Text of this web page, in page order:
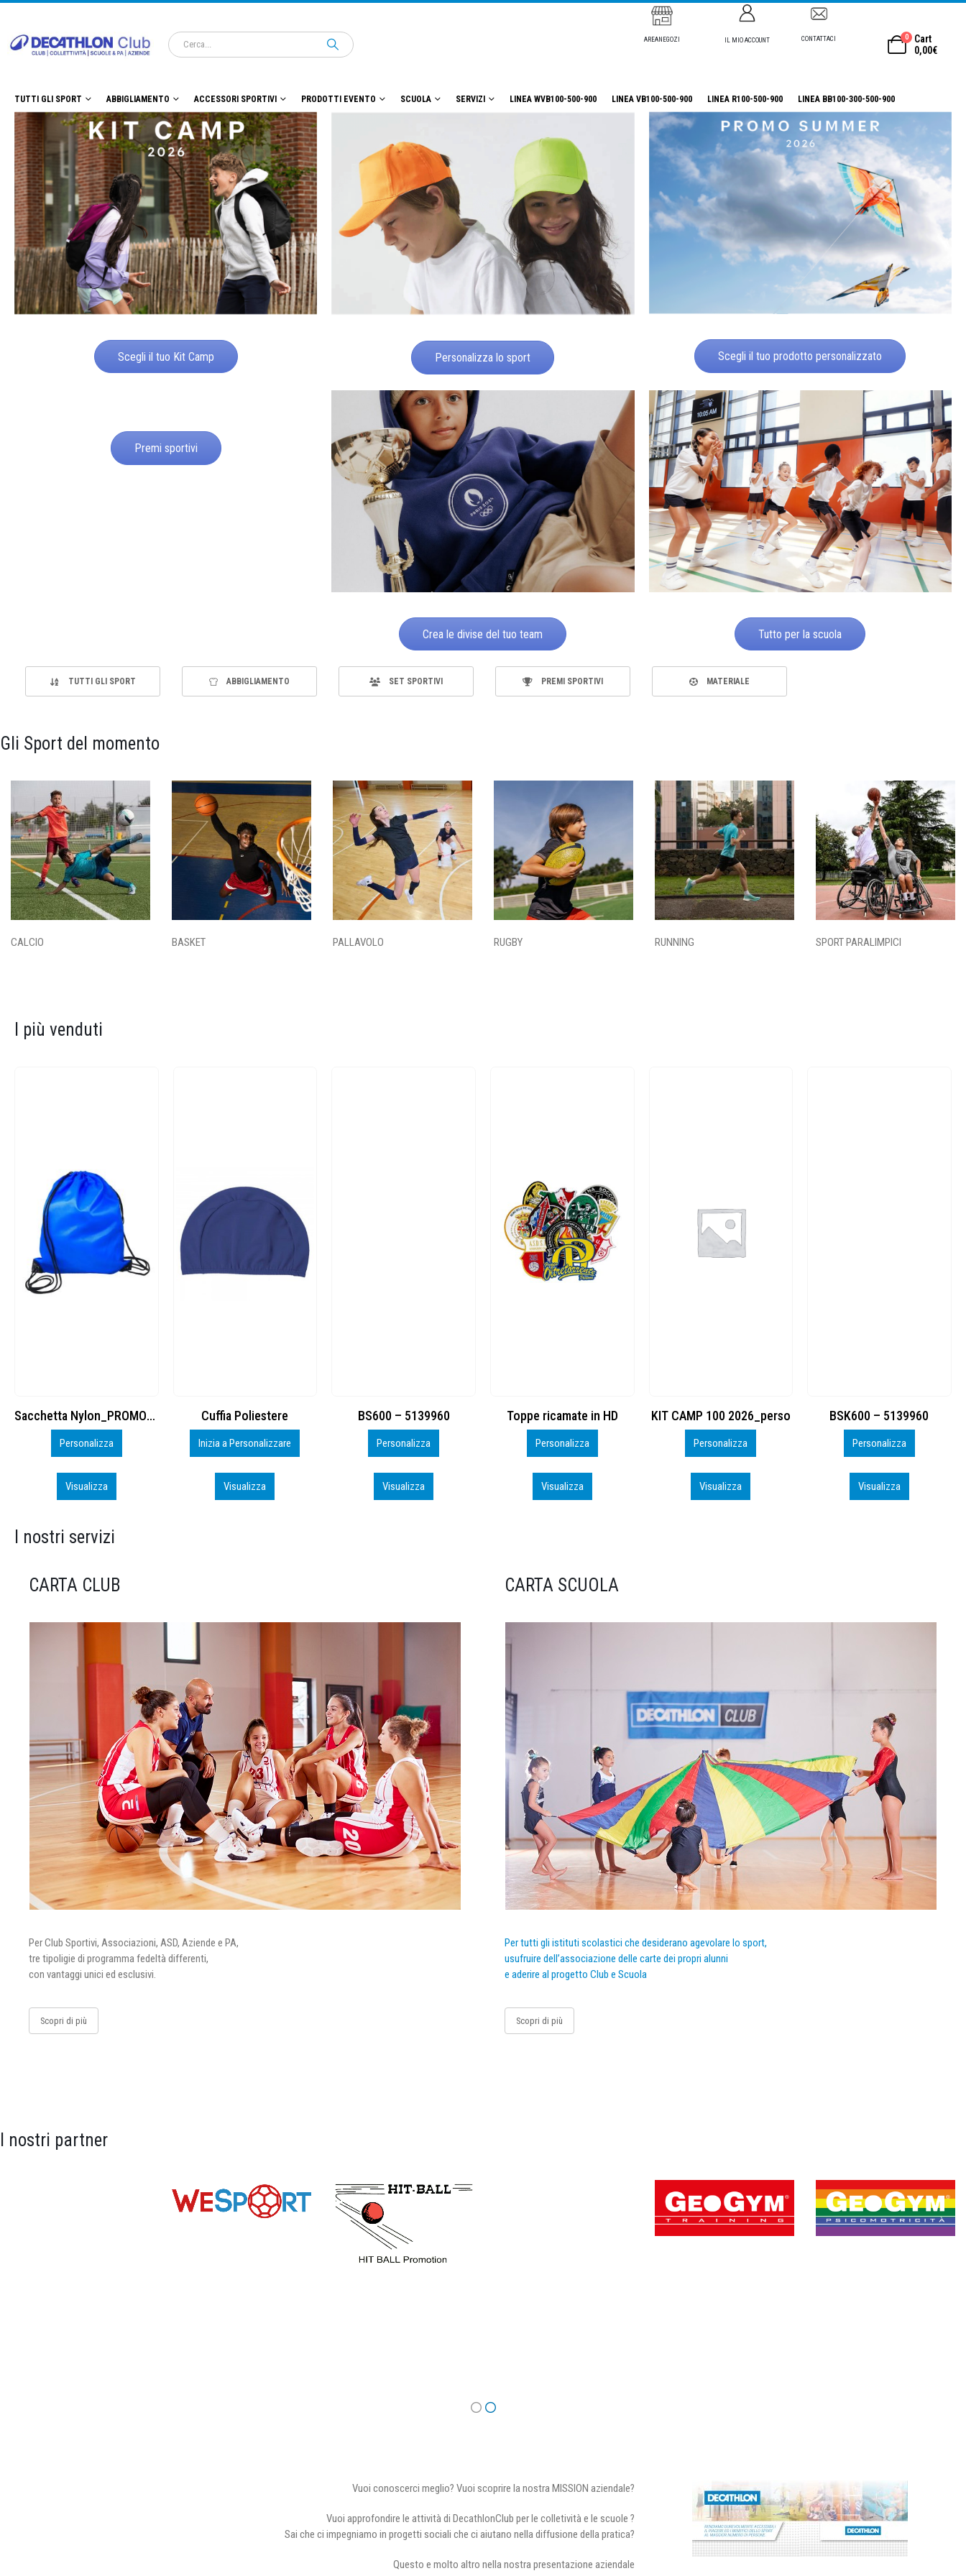
AREANEGOZI IL MIO ACCOUNT CONTATTACI 0
Cart
0,00€
TUTTI GLI SPORT ABBIGLIAMENTO ACCESSORI SPORTIVI PRODOTTI EVENTO SCUOLA SERVIZI LINEA WVB100-500-900 LINEA VB100-500-900 LINEA R100-500-900 LINEA BB100-300-500-900
Scegli il tuo Kit Camp Personalizza lo sport Scegli il tuo prodotto personalizzato
Premi sportivi
Crea le divise del tuo team Tutto per la scuola
TUTTI GLI SPORT ABBIGLIAMENTO SET SPORTIVI PREMI SPORTIVI MATERIALE
Gli Sport del momento
CALCIO BASKET PALLAVOLO RUGBY RUNNING SPORT PARALIMPICI
I più venduti
Cuffia Poliestere
Inizia a Personalizzare
Visualizza
BS600 – 5139960
Personalizza
Visualizza
Toppe ricamate in HD
Personalizza
Visualizza
KIT CAMP 100 2026_perso
Personalizza
Visualizza
BSK600 – 5139960
Personalizza
Visualizza
DTF
Personalizza
Visualizza
I nostri servizi
CARTA CLUB
Per Club Sportivi, Associazioni, ASD, Aziende e PA,
tre tipoligie di programma fedeltà differenti,
con vantaggi unici ed esclusivi.
Scopri di più
CARTA SCUOLA
Per tutti gli istituti scolastici che desiderano agevolare lo sport,
usufruire dell’associazione delle carte dei propri alunni
e aderire al progetto Club e Scuola
Scopri di più
I nostri partner
Vuoi conoscerci meglio? Vuoi scoprire la nostra MISSION aziendale?
Vuoi approfondire le attività di DecathlonClub per le colletività e le scuole ?
Sai che ci impegniamo in progetti sociali che ci aiutano nella diffusione della pratica?
Questo e molto altro nella nostra presentazione aziendale